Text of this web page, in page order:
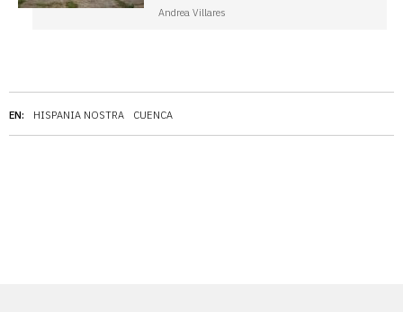
EN: HISPANIA NOSTRA CUENCA
Andrea Villares